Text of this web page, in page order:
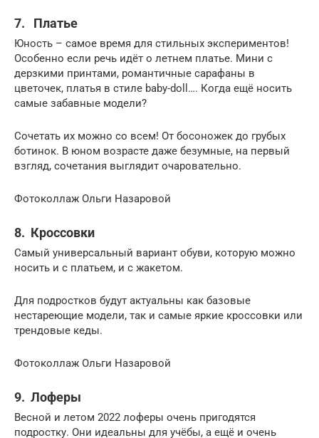
7. Платье
Юность – самое время для стильных экспериментов!
Особенно если речь идёт о летнем платье. Мини с
дерзкими принтами, романтичные сарафаны в
цветочек, платья в стиле baby-doll…. Когда ещё носить
самые забавные модели?
Сочетать их можно со всем! От босоножек до грубых
ботинок. В юном возрасте даже безумные, на первый
взгляд, сочетания выглядит очаровательно.
Фотоколлаж Ольги Назаровой
8. Кроссовки
Самый универсальный вариант обуви, которую можно
носить и с платьем, и с жакетом.
Для подростков будут актуальны как базовые
нестареющие модели, так и самые яркие кроссовки или
трендовые кеды.
Фотоколлаж Ольги Назаровой
9. Лоферы
Весной и летом 2022 лоферы очень пригодятся
подростку. Они идеальны для учёбы, а ещё и очень